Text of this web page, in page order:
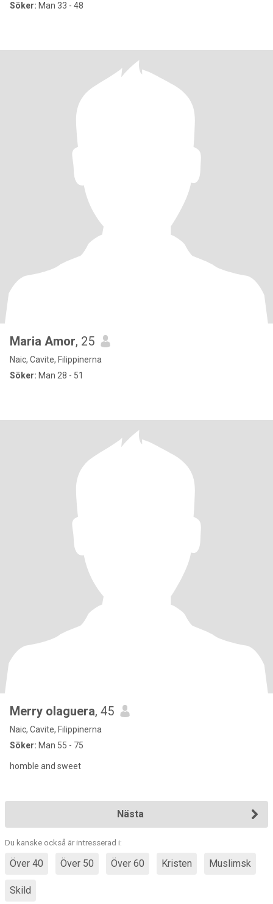
Söker: Man 33 - 48
Maria Amor, 25
Naic, Cavite, Filippinerna
Söker: Man 28 - 51
Merry olaguera, 45
Naic, Cavite, Filippinerna
Söker: Man 55 - 75
homble and sweet
Nästa
Du kanske också är intresserad i:
Över 40 Över 50 Över 60 Kristen Muslimsk
Skild